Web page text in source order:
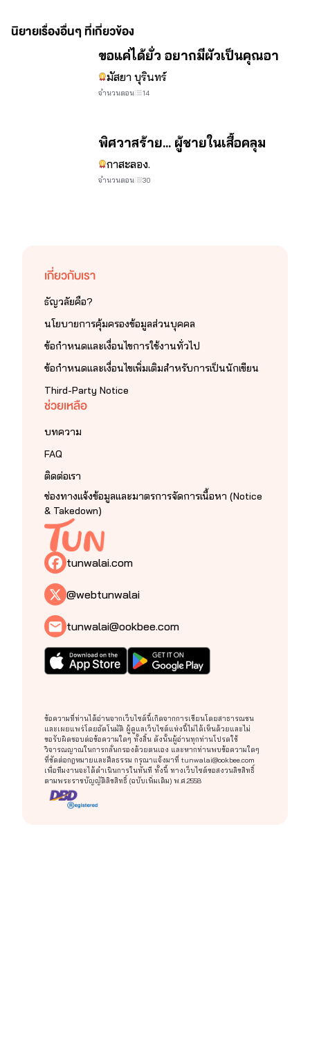
นิยายเรื่องอื่นๆ ที่เกี่ยวข้อง
ขอแค่ได้ยั่ว อยากมีผัวเป็นคุณอา
มัสยา บุรินทร์
จำนวนตอน 14
พิศวาสร้าย... ผู้ชายในเสื้อคลุม
กาสะลอง.
จำนวนตอน 30
เกี่ยวกับเรา
ธัญวลัยคือ?
นโยบายการคุ้มครองข้อมูลส่วนบุคคล
ข้อกำหนดและเงื่อนไขการใช้งานทั่วไป
ข้อกำหนดและเงื่อนไขเพิ่มเติมสำหรับการเป็นนักเขียน
Third-Party Notice
ช่วยเหลือ
บทความ
FAQ
ติดต่อเรา
ช่องทางแจ้งข้อมูลและมาตรการจัดการเนื้อหา (Notice
& Takedown)
tunwalai.com
@webtunwalai
tunwalai@ookbee.com
ข้อความที่ท่านได้อ่านจากเว็บไซต์นี้เกิดจากการเขียนโดยสาธารณชน
และเผยแพร่โดยอัตโนมัติ ผู้ดูแลเว็บไซต์แห่งนี้ไม่ได้เห็นด้วยและไม่
ขอรับผิดชอบต่อข้อความใดๆ ทั้งสิ้น ดังนั้นผู้อ่านทุกท่านโปรดใช้
วิจารณญาณในการกลั่นกรองด้วยตนเอง และหากท่านพบข้อความใดๆ
ที่ขัดต่อกฎหมายและศีลธรรม กรุณาแจ้งมาที่ tunwalai@ookbee.com
เพื่อทีมงานจะได้ดำเนินการในทันที ทั้งนี้ ทางเว็บไซต์ขอสงวนลิขสิทธิ์
ตามพระราชบัญญัติลิขสิทธิ์ (ฉบับเพิ่มเติม) พ.ศ.2558